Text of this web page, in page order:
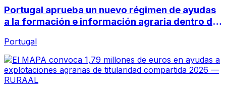
Portugal aprueba un nuevo régimen de ayudas
a la formación e información agraria dentro del
Portugal